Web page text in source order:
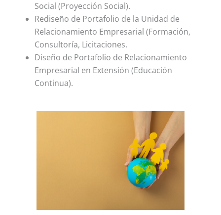
Social (Proyección Social).
Rediseño de Portafolio de la Unidad de
Relacionamiento Empresarial (Formación,
Consultoría, Licitaciones.
Diseño de Portafolio de Relacionamiento
Empresarial en Extensión (Educación
Continua).